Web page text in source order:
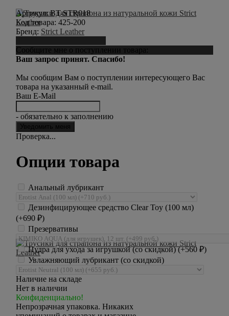
Артикул:BT-STR018
Код товара: 425-200
Бренд: Strict Leather
Сообщите мне о поступлении товара:
Ваш запрос принят. Спасибо!
Мы сообщим Вам о поступлении интересующего Вас
товара на указанный e-mail.
Ваш E-Mail
- обязательно к заполнению
Проверка...
Опции товара
Анальный лубрикант
Дезинфицирующее средство Clear Toy (100 мл)
(+690 ₽)
Презервативы
Пудра для ухода за игрушкой (со скидкой) (+560 ₽)
Увлажняющий лубрикант (со скидкой)
Наличие на складе
Нет в наличии
Конфиденциально!
Непрозрачная упаковка. Никаких